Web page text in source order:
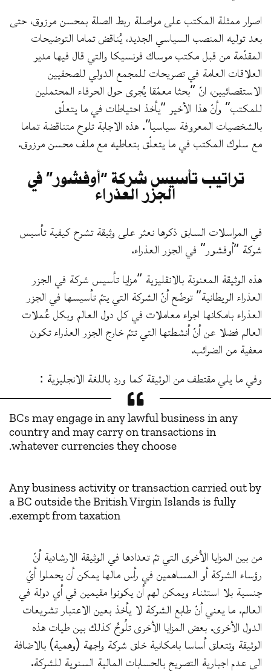
اصرار ممثلة المكتب على مواصلة ربط الصلة بمحسن مرزوق، حتى
بعد توليه المنصب السياسي الجديد، يُناقض تماما التوضيحات
المقدّمة من قبل مكتب موساك فونسيكا والتي قال فيها مدير
العلاقات العامة في تصريحات للمجمع الدولي للصحفيين
الاستقصائيين، انّ “بحثا معمّقا يُجرى حول الحرفاء المحتملين
للمكتب” وأنّ هذا الأخير “يأخذ احتياطات في ما يتعلّق
بالشخصيات المعروفة سياسيا”. هذه الاجابة تلوح متناقضة تماما
مع سلوك المكتب في ما يتعلّق بتعاطيه مع ملف محسن مرزوق.
تراتيب تأسيس شركة “أوفشور” في
الجزر العذراء
في المراسلات السابق ذكرها نعثر على وثيقة تشرح كيفية تأسيس
شركة “أوفشور” في الجزر العذراء.
هذه الوثيقة المعنونة بالانقليزية “مزايا تأسيس شركة في الجزر
العذراء الريطانية” توضّح أنّ الشركة التي يتمّ تأسيسها في الجزر
العذراء بامكانها اجراء معاملات في كل دول العالم وبكل عُملات
العالم فضلا عن أنّ أنشطتها التي تتمّ خارج الجزر العذراء تكون
معفية من الضرائب.
وفي ما يلي مقتطف من الوثيقة كما ورد باللغة الانجليزية :
BCs may engage in any lawful business in any
country and may carry on transactions in
whatever currencies they choose.
Any business activity or transaction carried out by
a BC outside the British Virgin Islands is fully
exempt from taxation.
من بين المزايا الأخرى التي تمّ تعدادها في الوثيقة الارشادية أنّ
رؤساء الشركة أو المساهمين في رأس مالها يمكن أن يحملوا أيّ
جنسية بلا استثناء ويمكن لهم أن يكونوا مقيمين في أي دولة في
العالم. ما يعني أنّ طابع الشركة لا يأخذ بعين الاعتبار تشريعات
الدول الأخرى. بعض المزايا الأخرى تلُوحُ كذلك بين طيات هذه
الوثيقة وتتعلق أساسا بامكانية خلق شركة واجهة (وهمية) بالاضافة
الى عدم اجبارية التصريح بالحسابات المالية السنوية للشركة.